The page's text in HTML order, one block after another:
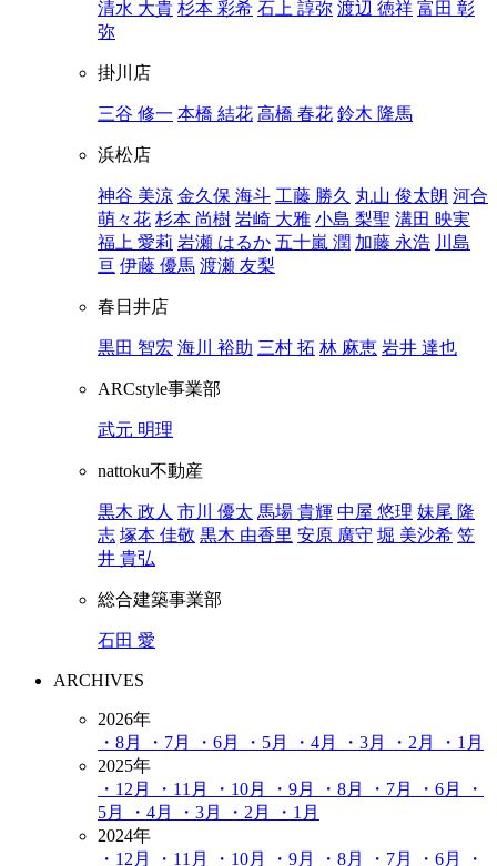
清水 大貴 杉本 彩希 石上 諄弥 渡辺 徳祥 富田 彰
弥
掛川店
三谷 修一 本橋 結花 高橋 春花 鈴木 隆馬
浜松店
神谷 美涼 金久保 海斗 工藤 勝久 丸山 俊太朗 河合
萌々花 杉本 尚樹 岩崎 大雅 小島 梨聖 溝田 映実
福上 愛莉 岩瀬 はるか 五十嵐 潤 加藤 永浩 川島
亘 伊藤 優馬 渡瀬 友梨
春日井店
黒田 智宏 海川 裕助 三村 拓 林 麻恵 岩井 達也
ARCstyle事業部
武元 明理
nattoku不動産
黒木 政人 市川 優太 馬場 貴輝 中屋 悠理 妹尾 隆
志 塚本 佳敬 黒木 由香里 安原 廣守 堀 美沙希 笠
井 貴弘
総合建築事業部
石田 愛
ARCHIVES
2026年
・8月
・7月 ・6月 ・5月 ・4月 ・3月 ・2月
・1月
2025年
・12月
・11月 ・10月 ・9月 ・8月 ・7月 ・6月
・
5月
・4月 ・3月 ・2月
・1月
2024年
・12月
・11月 ・10月 ・9月 ・8月 ・7月 ・6月 ・